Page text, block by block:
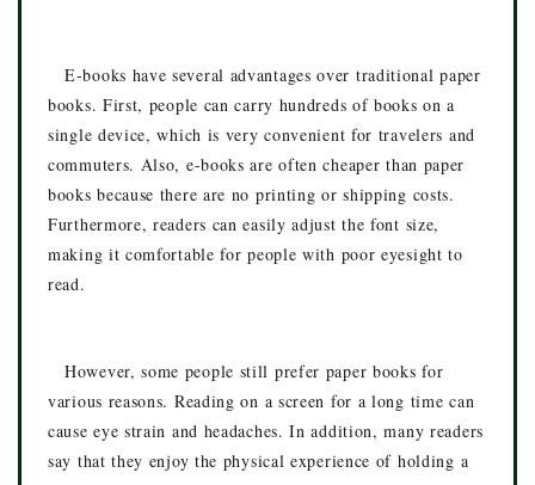
E-books have several advantages over traditional paper
books. First, people can carry hundreds of books on a
single device, which is very convenient for travelers and
commuters. Also, e-books are often cheaper than paper
books because there are no printing or shipping costs.
Furthermore, readers can easily adjust the font size,
making it comfortable for people with poor eyesight to
read.
However, some people still prefer paper books for
various reasons. Reading on a screen for a long time can
cause eye strain and headaches. In addition, many readers
say that they enjoy the physical experience of holding a